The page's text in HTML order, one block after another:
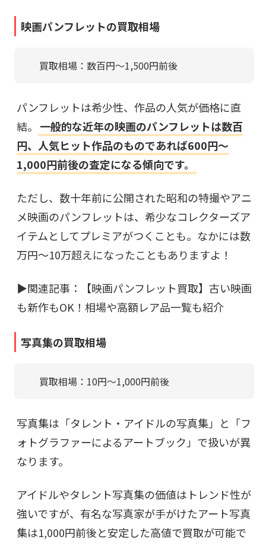
映画パンフレットの買取相場
買取相場：数百円〜1,500円前後
パンフレットは希少性、作品の人気が価格に直
結。 一般的な近年の映画のパンフレットは数百
円、人気ヒット作品のものであれば600円〜
1,000円前後の査定になる傾向です。
ただし、数十年前に公開された昭和の特撮やアニ
メ映画のパンフレットは、希少なコレクターズア
イテムとしてプレミアがつくことも。なかには数
万円〜10万超えになったこともありますよ！
▶︎関連記事：
【映画パンフレット買取】古い映画
も新作もOK！相場や高額レア品一覧も紹介
写真集の買取相場
買取相場：10円〜1,000円前後
写真集は「タレント・アイドルの写真集」と「フ
ォトグラファーによるアートブック」で扱いが異
なります。
アイドルやタレント写真集の価値はトレンド性が
強いですが、有名な写真家が手がけたアート写真
集は1,000円前後と安定した高値で買取が可能で